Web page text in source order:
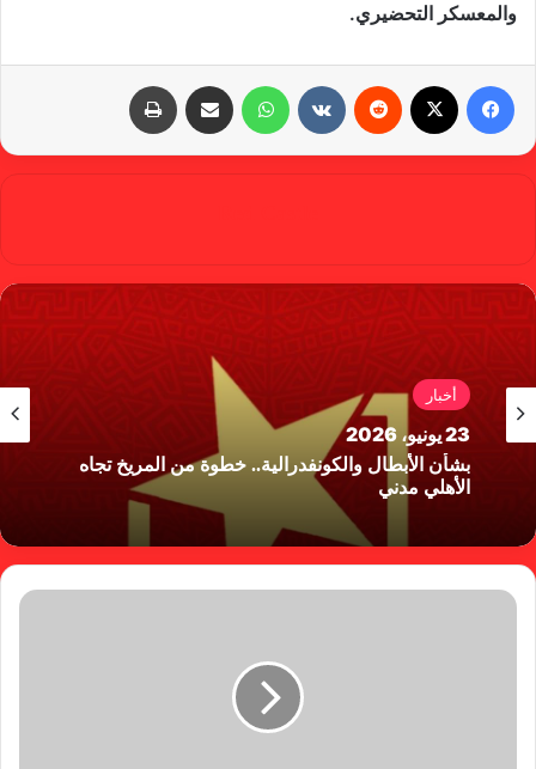
والمعسكر التحضيري.
واتساب
أخبار
23 يونيو، 2026
بشأن الأبطال والكونفدرالية.. خطوة من المريخ تجاه
الأهلي مدني